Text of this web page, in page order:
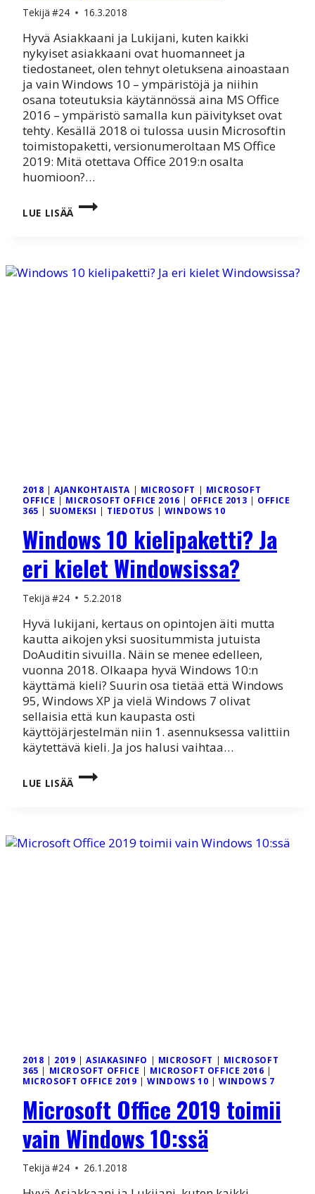
Tekijä #24 16.3.2018
Hyvä Asiakkaani ja Lukijani, kuten kaikki
nykyiset asiakkaani ovat huomanneet ja
tiedostaneet, olen tehnyt oletuksena ainoastaan
ja vain Windows 10 – ympäristöjä ja niihin
osana toteutuksia käytännössä aina MS Office
2016 – ympäristö samalla kun päivitykset ovat
tehty. Kesällä 2018 oi tulossa uusin Microsoftin
toimistopaketti, versionumeroltaan MS Office
2019: Mitä otettava Office 2019:n osalta
huomioon?…
LUE LISÄÄ
MICROSOFT
OFFICE
2018 |AJANKOHTAISTA | MICROSOFT | MICROSOFT
OFFICE | MICROSOFT OFFICE 2016 | OFFICE 2013 | OFFICE
365 | SUOMEKSI | TIEDOTUS | WINDOWS 10
Windows 10 kielipaketti? Ja
eri kielet Windowsissa?
Tekijä #24 5.2.2018
Hyvä lukijani, kertaus on opintojen äiti mutta
kautta aikojen yksi suositummista jutuista
DoAuditin sivuilla. Näin se menee edelleen,
vuonna 2018. Olkaapa hyvä Windows 10:n
käyttämä kieli? Suurin osa tietää että Windows
95, Windows XP ja vielä Windows 7 olivat
sellaisia että kun kaupasta osti
käyttöjärjestelmän niin 1. asennuksessa valittiin
käytettävä kieli. Ja jos halusi vaihtaa…
LUE LISÄÄ
WINDOWS
10
WINDOWSISSA?
2018 | 2019 |ASIAKASINFO | MICROSOFT | MICROSOFT
365 | MICROSOFT OFFICE | MICROSOFT OFFICE 2016 |
MICROSOFT OFFICE 2019 |WINDOWS 10 |WINDOWS 7
Microsoft Office 2019 toimii
vain Windows 10:ssä
Tekijä #24 26.1.2018